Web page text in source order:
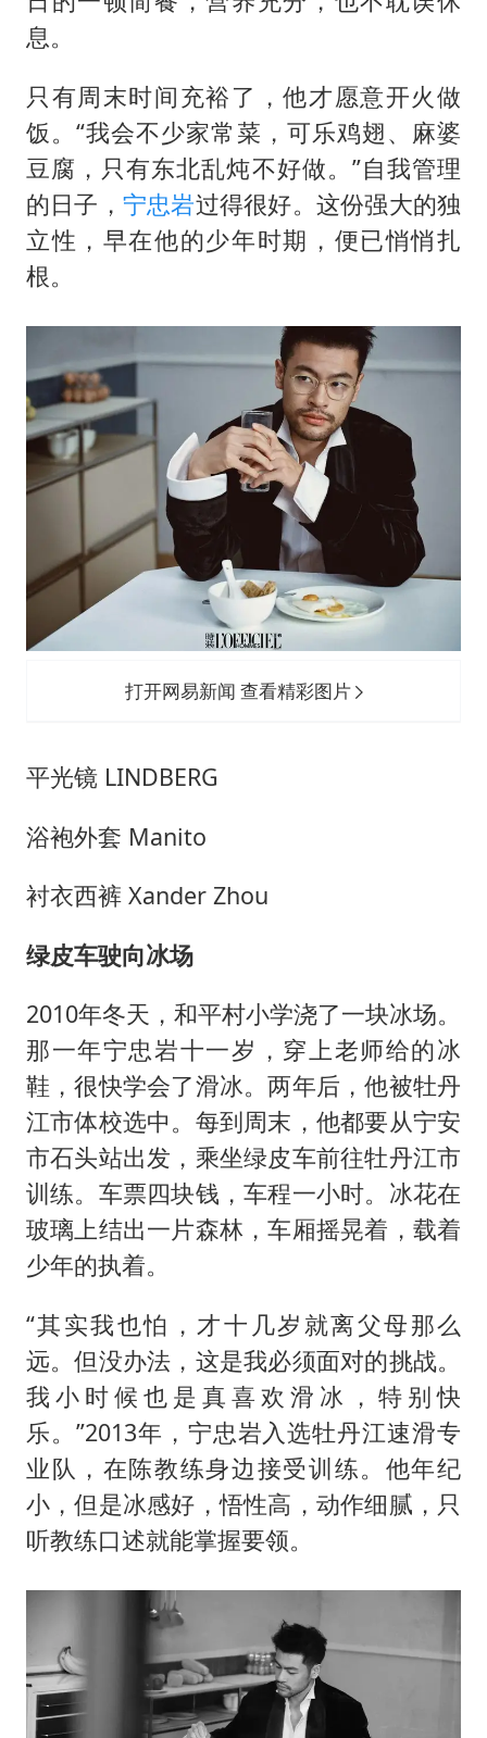
息。
只有周末时间充裕了，他才愿意开火做
饭。“我会不少家常菜，可乐鸡翅、麻婆
豆腐，只有东北乱炖不好做。”自我管理
的日子， 宁忠岩过得很好。这份强大的独
立性，早在他的少年时期，便已悄悄扎
根。
打开网易新闻 查看精彩图片
平光镜 LINDBERG
浴袍外套 Manito
衬衣西裤 Xander Zhou
绿皮车驶向冰场
2010年冬天，和平村小学浇了一块冰场。
那一年宁忠岩十一岁，穿上老师给的冰
鞋，很快学会了滑冰。两年后，他被牡丹
江市体校选中。每到周末，他都要从宁安
市石头站出发，乘坐绿皮车前往牡丹江市
训练。车票四块钱，车程一小时。冰花在
玻璃上结出一片森林，车厢摇晃着，载着
少年的执着。
“其实我也怕，才十几岁就离父母那么
远。但没办法，这是我必须面对的挑战。
我小时候也是真喜欢滑冰，特别快
乐。”2013年，宁忠岩入选牡丹江速滑专
业队，在陈教练身边接受训练。他年纪
小，但是冰感好，悟性高，动作细腻，只
听教练口述就能掌握要领。